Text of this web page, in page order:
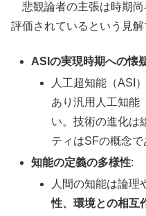
悲観論者の主張は時期尚
評価されているという見解
ASIの実現時期への懐
人工超知能（ASI
あり汎用人工知能
い。技術の進化は
ティはSFの概念で
知能の定義の多様性:
人間の知能は論理
性、環境との相互